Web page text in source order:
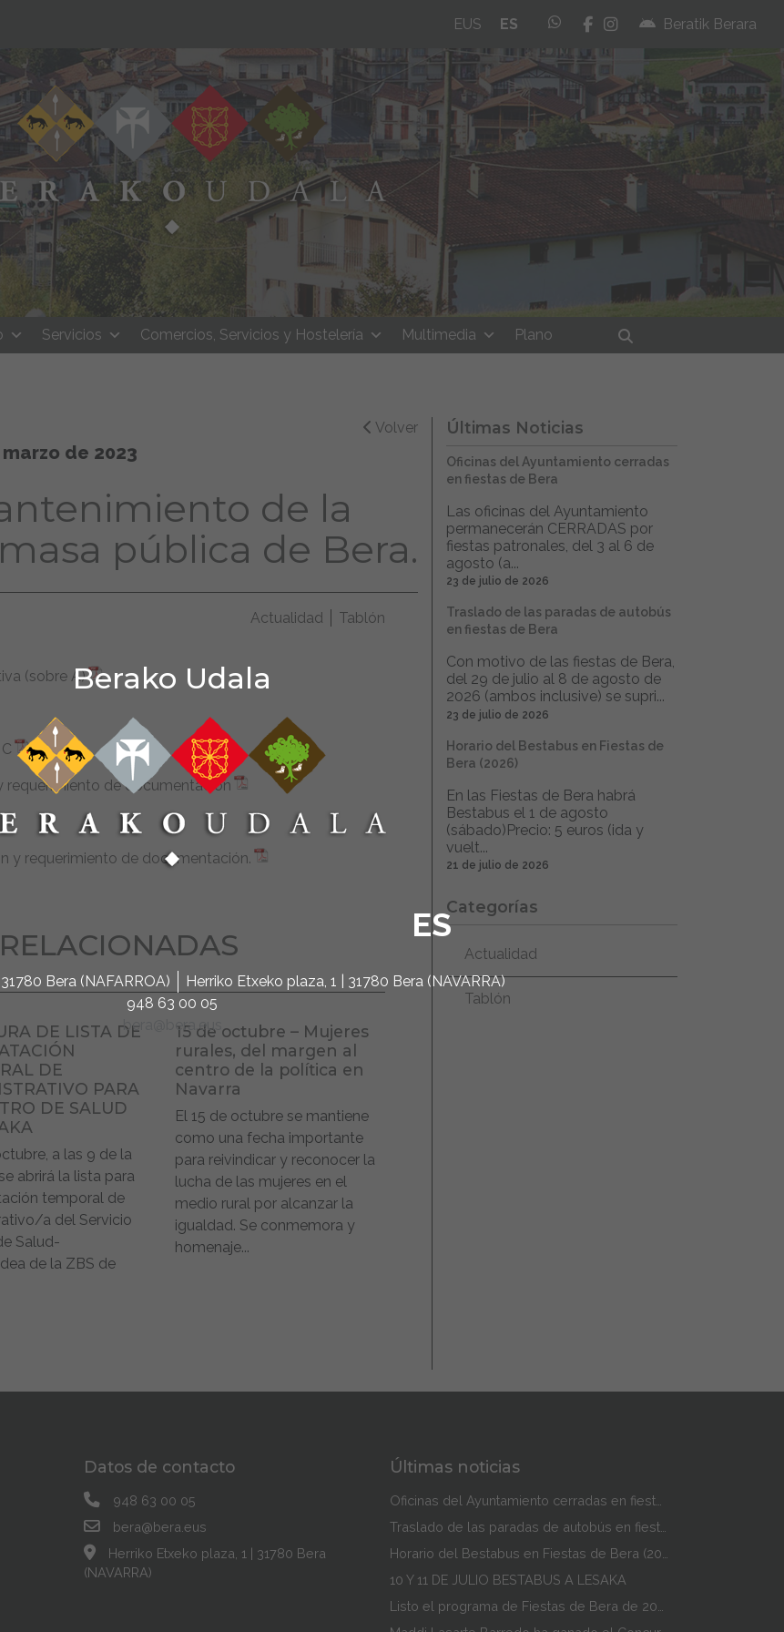
Berako Udala
ES
Bera (NAFARROA)
Herriko Etxeko plaza, 1 | 31780 Bera (NAVARRA)
948 63 00 05
bera@bera.eus
EUS ES whatsapp
facebook
instagram
Beratik Berara
Servicios Comercios, Servicios y Hostelería Multimedia
Plano
Buscar
Volver
de 2023
de la
pública de Bera.
Actualidad Tablón
(sobre A)
requerimiento de documentación
y requerimiento de documentación.
DE LISTA DE
DE
PARA
DE SALUD
a las 9 de la
abrirá la lista para
temporal de
a del Servicio
Salud-
de la ZBS de
15 de octubre – Mujeres
rurales, del margen al
centro de la política en
Navarra
El 15 de octubre se mantiene
como una fecha importante
para reivindicar y reconocer la
lucha de las mujeres en el
medio rural por alcanzar la
igualdad. Se conmemora y
homenaje...
Últimas Noticias
Oficinas del Ayuntamiento cerradas
en fiestas de Bera
Las oficinas del Ayuntamiento
permanecerán CERRADAS por
fiestas patronales, del 3 al 6 de
agosto (a...
23 de julio de 2026
Traslado de las paradas de autobús
en fiestas de Bera
Con motivo de las fiestas de Bera,
del 29 de julio al 8 de agosto de
2026 (ambos inclusive) se supri...
23 de julio de 2026
Horario del Bestabus en Fiestas de
Bera (2026)
En las Fiestas de Bera habrá
Bestabus el 1 de agosto
(sábado)Precio: 5 euros (ida y
vuelt...
21 de julio de 2026
Categorías
Actualidad
Tablón
Datos de contacto
948 63 00 05
bera@bera.eus
Herriko Etxeko plaza, 1 | 31780 Bera
(NAVARRA)
Últimas noticias
10 Y 11 DE JULIO BESTABUS A LESAKA